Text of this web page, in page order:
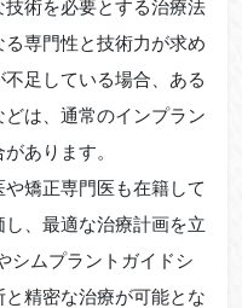
術を必要とする治療法
専門性と技術力が求め
足している場合、ある
は、通常のインプラン
あります。
矯正専門医も在籍して
、最適な治療計画を立
シムプラントガイドシ
精密な治療が可能とな